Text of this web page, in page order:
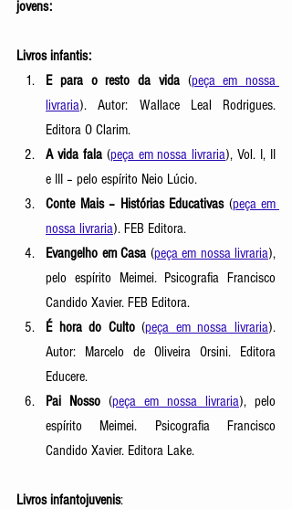
jovens:
Livros infantis:
E para o resto da vida (peça em nossa
livraria). Autor: Wallace Leal Rodrigues.
Editora O Clarim.
A vida fala (peça em nossa livraria), Vol. I, II
e III – pelo espírito Neio Lúcio.
Conte Mais – Histórias Educativas (peça em
nossa livraria). FEB Editora.
Evangelho em Casa (peça em nossa livraria),
pelo espírito Meimei. Psicografia Francisco
Candido Xavier. FEB Editora.
É hora do Culto (peça em nossa livraria).
Autor: Marcelo de Oliveira Orsini. Editora
Educere.
Pai Nosso (peça em nossa livraria), pelo
espírito Meimei. Psicografia Francisco
Candido Xavier. Editora Lake.
Livros infantojuvenis: